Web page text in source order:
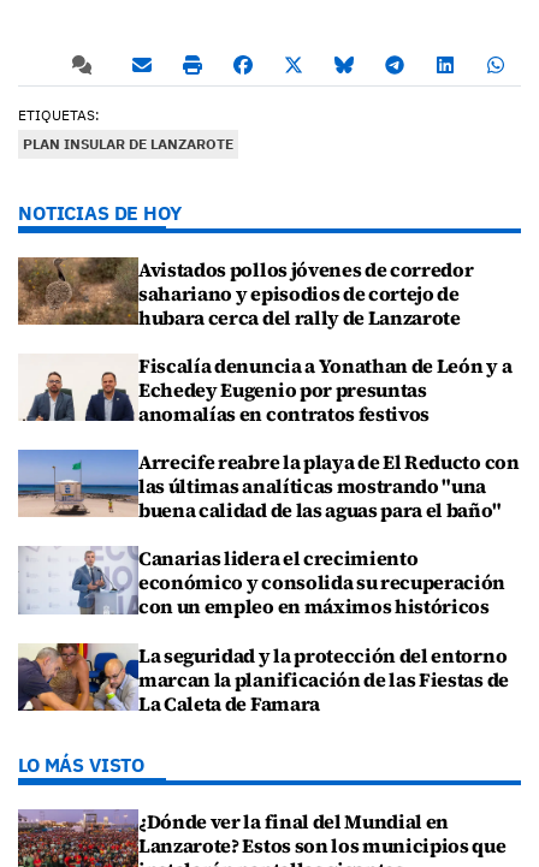
ETIQUETAS:
PLAN INSULAR DE LANZAROTE
NOTICIAS DE HOY
Avistados pollos jóvenes de corredor
sahariano y episodios de cortejo de
hubara cerca del rally de Lanzarote
Fiscalía denuncia a Yonathan de León y a
Echedey Eugenio por presuntas
anomalías en contratos festivos
Arrecife reabre la playa de El Reducto con
las últimas analíticas mostrando "una
buena calidad de las aguas para el baño"
Canarias lidera el crecimiento
económico y consolida su recuperación
con un empleo en máximos históricos
La seguridad y la protección del entorno
marcan la planificación de las Fiestas de
La Caleta de Famara
LO MÁS VISTO
¿Dónde ver la final del Mundial en
Lanzarote? Estos son los municipios que